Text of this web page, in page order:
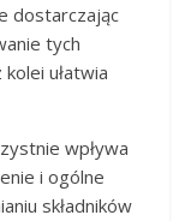
dostarczając
tych
ułatwia
wpływa
i ogólne
składników